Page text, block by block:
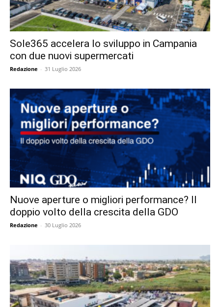
Sole365 accelera lo sviluppo in Campania
con due nuovi supermercati
Redazione - 31 Luglio 2026
Nuove aperture o migliori performance? Il
doppio volto della crescita della GDO
Redazione - 30 Luglio 2026